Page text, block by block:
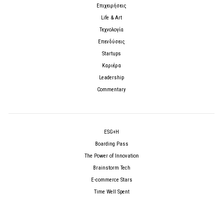
Επιχειρήσεις
Life & Art
Τεχνολογία
Επενδύσεις
Startups
Καριέρα
Leadership
Commentary
ESG+H
Boarding Pass
The Power of Innovation
Brainstorm Tech
E-commerce Stars
Time Well Spent